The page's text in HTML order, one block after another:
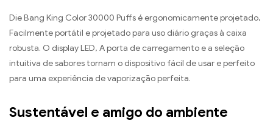
Die Bang King Color 30000 Puffs é ergonomicamente projetado,
Facilmente portátil e projetado para uso diário graças à caixa
robusta. O display LED, A porta de carregamento e a seleção
intuitiva de sabores tornam o dispositivo fácil de usar e perfeito
para uma experiência de vaporização perfeita.
Sustentável e amigo do ambiente